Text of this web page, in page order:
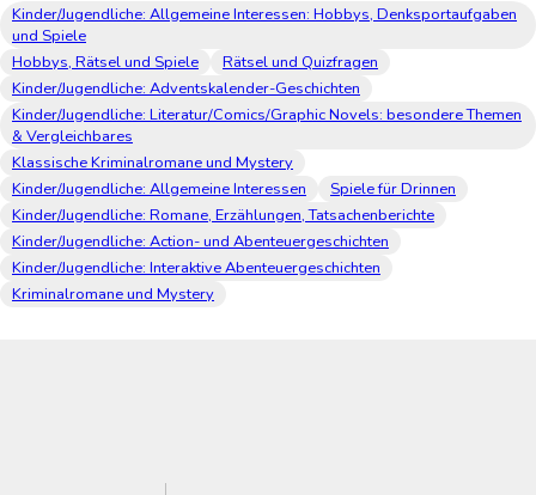
Kinder/Jugendliche: Allgemeine Interessen: Hobbys, Denksportaufgaben
und Spiele
Hobbys, Rätsel und Spiele
Rätsel und Quizfragen
Kinder/Jugendliche: Adventskalender-Geschichten
Kinder/Jugendliche: Literatur/Comics/Graphic Novels: besondere Themen
& Vergleichbares
Klassische Kriminalromane und Mystery
Kinder/Jugendliche: Allgemeine Interessen
Spiele für Drinnen
Kinder/Jugendliche: Romane, Erzählungen, Tatsachenberichte
Kinder/Jugendliche: Action- und Abenteuergeschichten
Kinder/Jugendliche: Interaktive Abenteuergeschichten
Kriminalromane und Mystery